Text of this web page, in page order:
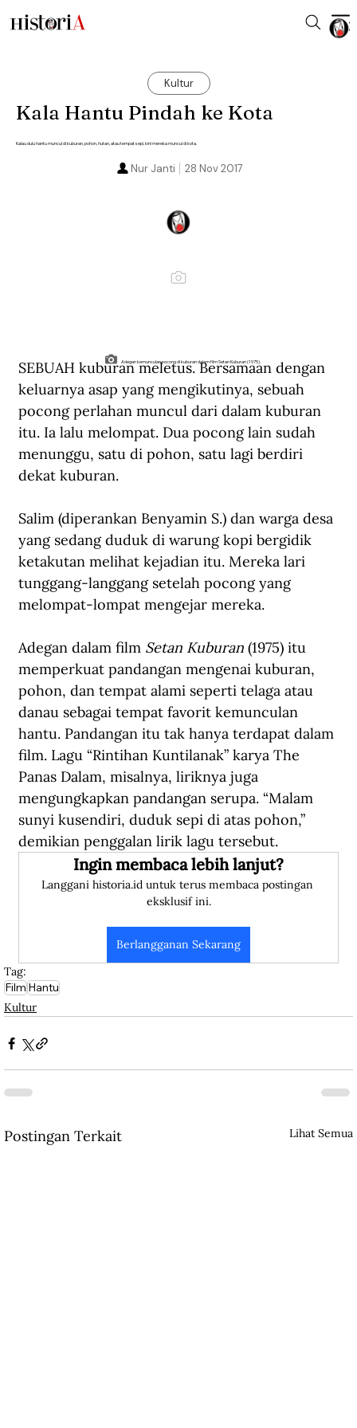
Kultur
Kala Hantu Pindah ke Kota
Kalau dulu hantu muncul di kuburan, pohon, hutan, atau tempat sepi, kini mereka muncul di kota.
28 Nov 2017
Nur Janti
Adegan kemunculan pocong di kuburan dalam film Setan Kuburan (1975).
SEBUAH kuburan meletus. Bersamaan dengan
keluarnya asap yang mengikutinya, sebuah
pocong perlahan muncul dari dalam kuburan
itu. Ia lalu melompat. Dua pocong lain sudah
menunggu, satu di pohon, satu lagi berdiri
dekat kuburan.
Salim (diperankan Benyamin S.) dan warga desa
yang sedang duduk di warung kopi bergidik
ketakutan melihat kejadian itu. Mereka lari
tunggang-langgang setelah pocong yang
melompat-lompat mengejar mereka.
Adegan dalam film Setan Kuburan (1975) itu
memperkuat pandangan mengenai kuburan,
pohon, dan tempat alami seperti telaga atau
danau sebagai tempat favorit kemunculan
hantu. Pandangan itu tak hanya terdapat dalam
film. Lagu “Rintihan Kuntilanak” karya The
Panas Dalam, misalnya, liriknya juga
mengungkapkan pandangan serupa. “Malam
sunyi kusendiri, duduk sepi di atas pohon,”
demikian penggalan lirik lagu tersebut.
Ingin membaca lebih lanjut?
Langgani historia.id untuk terus membaca postingan
eksklusif ini.
Berlangganan Sekarang
Tag:
FilmHantu
Kultur
Postingan Terkait Lihat Semua